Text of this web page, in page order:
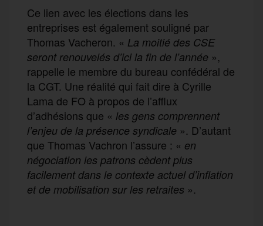
Ce lien avec les élections dans les
entreprises est également souligné par
Thomas Vacheron. « La moitié des CSE
seront renouvelés d’ici la fin de l’année »,
rappelle le membre du bureau confédéral de
la CGT. Une réalité qui fait dire à Cyrille
Lama de FO à propos de l’afflux
d’adhésions que « les gens comprennent
l’enjeu de la présence syndicale ». D’autant
que Thomas Vachron l’assure : « en
négociation les patrons cèdent plus
facilement dans le contexte actuel d’inflation
et de mobilisation sur les retraites ».